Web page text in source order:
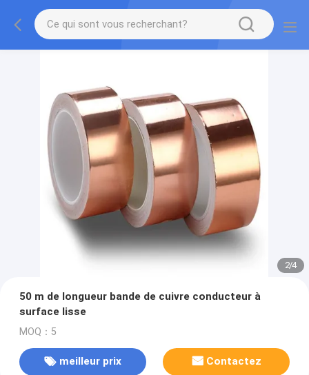
2/4
50 m de longueur bande de cuivre conducteur à
surface lisse
MOQ：5
meilleur prix Contactez